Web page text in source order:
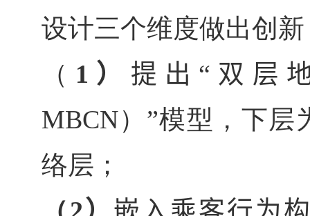
设计三个维度做出创
（ 1 ） 提出“双层
MBCN）”模型，下层
络层；